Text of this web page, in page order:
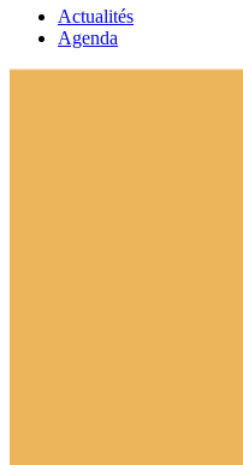
Actualités
Agenda